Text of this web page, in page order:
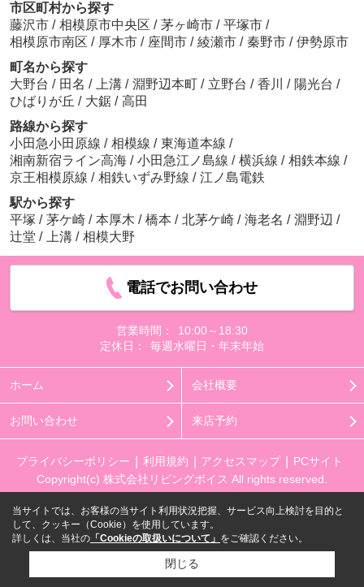
市区町村から探す
藤沢市 / 相模原市中央区 / 茅ヶ崎市 / 平塚市 /
相模原市南区 / 厚木市 / 座間市 / 綾瀬市 / 秦野市 / 伊勢原市
町名から探す
大野台 / 田名 / 上溝 / 淵野辺本町 / 立野台 / 香川 / 陽光台 /
ひばりが丘 / 大鋸 / 高田
路線から探す
小田急小田原線 / 相模線 / 東海道本線 /
湘南新宿ライン高海 / 小田急江ノ島線 / 横浜線 / 相鉄本線 /
京王相模原線 / 相鉄いずみ野線 / 江ノ島電鉄
駅から探す
平塚 / 茅ケ崎 / 本厚木 / 橋本 / 北茅ケ崎 / 海老名 / 淵野辺 /
辻堂 / 上溝 / 相模大野
電話でお問い合わせ
営業時間：
10:00～18:30
定休日：
毎週水曜日・年末年始
ホーム 会社概要
お問い合わせ 来店予約
プライバシーポリシー 利用規約 アクセスマップ
PCサイト
Copyright(c) 株式会社リビングボイス All rights reserved.
当サイトでは、お客様の当サイト利用状況把握、サービス向上検討を目的と
して、クッキー（Cookie）を使用しています。
詳しくは、当社の 「Cookieの取扱いについて」 をご確認ください。
閉じる